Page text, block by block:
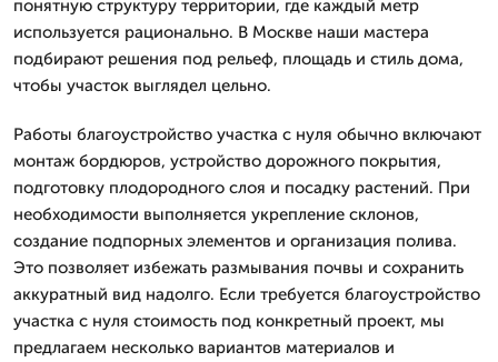
понятную структуру территории, где каждый метр
используется рационально. В Москве наши мастера
подбирают решения под рельеф, площадь и стиль дома,
чтобы участок выглядел цельно.
Работы благоустройство участка с нуля обычно включают
монтаж бордюров, устройство дорожного покрытия,
подготовку плодородного слоя и посадку растений. При
необходимости выполняется укрепление склонов,
создание подпорных элементов и организация полива.
Это позволяет избежать размывания почвы и сохранить
аккуратный вид надолго. Если требуется благоустройство
участка с нуля стоимость под конкретный проект, мы
предлагаем несколько вариантов материалов и